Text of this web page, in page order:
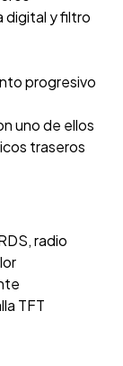
digital y filtro
progresivo
uno de ellos
traseros
radio
TFT